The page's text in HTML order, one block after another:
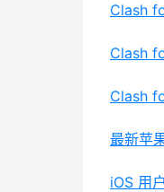
Clash
Clash
Clash
最新苹
iOS 用